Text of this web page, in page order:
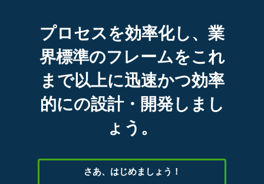
プロセスを効率化し、業
界標準のフレームをこれ
まで以上に迅速かつ効率
的にの設計・開発しまし
ょう。
さあ、はじめましょう！